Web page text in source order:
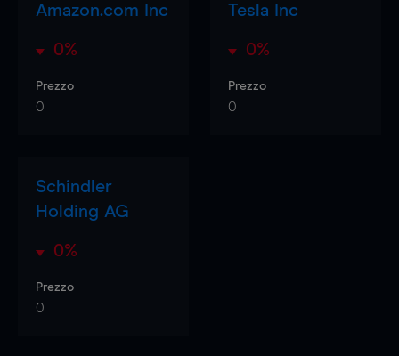
Amazon.com Inc
0%
Prezzo
0
Tesla Inc
0%
Prezzo
0
Schindler
Holding AG
0%
Prezzo
0